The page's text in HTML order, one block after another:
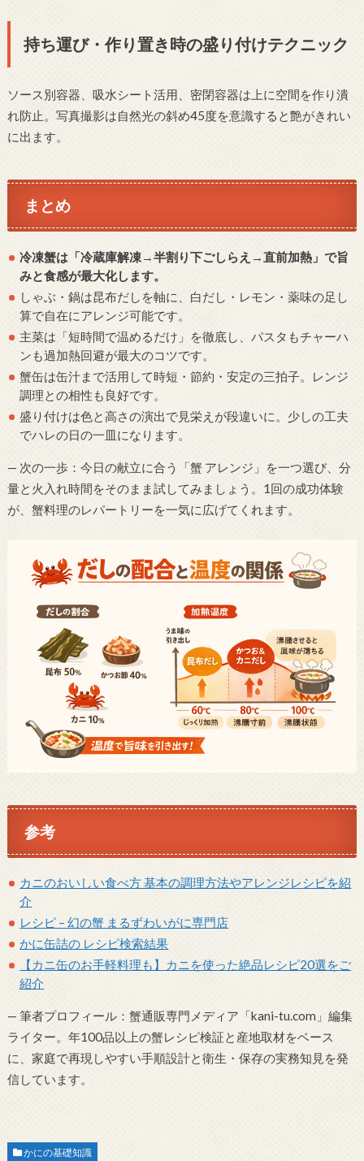
持ち運び・作り置き時の盛り付けテクニック
ソース別容器、吸水シート活用、密閉容器は上に空間を作り潰
れ防止。写真撮影は自然光の斜め45度を意識すると艶がきれい
に出ます。
まとめ
冷凍蟹は「冷蔵庫解凍→半割り下ごしらえ→直前加熱」で旨
みと食感が最大化します。
しゃぶ・鍋は昆布だしを軸に、白だし・レモン・薬味の足し
算で自在にアレンジ可能です。
主菜は「短時間で温めるだけ」を徹底し、パスタもチャーハ
ンも過加熱回避が最大のコツです。
蟹缶は缶汁まで活用して時短・節約・安定の三拍子。レンジ
調理との相性も良好です。
盛り付けは色と高さの演出で見栄えが段違いに。少しの工夫
でハレの日の一皿になります。
— 次の一歩：今日の献立に合う「蟹 アレンジ」を一つ選び、分
量と火入れ時間をそのまま試してみましょう。1回の成功体験
が、蟹料理のレパートリーを一気に広げてくれます。
参考
カニのおいしい食べ方 基本の調理方法やアレンジレシピを紹
介
レシピ – 幻の蟹 まるずわいがに専門店
かに缶詰の レシピ検索結果
【カニ缶のお手軽料理も】カニを使った絶品レシピ20選をご
紹介
— 筆者プロフィール：蟹通販専門メディア「kani-tu.com」編集
ライター。年100品以上の蟹レシピ検証と産地取材をベース
に、家庭で再現しやすい手順設計と衛生・保存の実務知見を発
信しています。
かにの基礎知識